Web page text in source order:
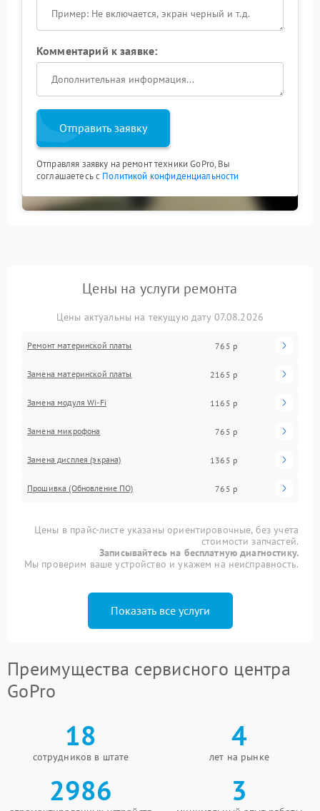
Комментарий к заявке:
Отправить заявку
Отправляя заявку на ремонт техники GoPro, Вы
соглашаетесь с Политикой конфиденциальности
Цены на услуги ремонта
Цены актуальны на текущую дату 07.08.2026
Ремонт материнской платы 765 р
Замена материнской платы 2165 р
Замена модуля Wi-Fi 1165 р
Замена микрофона 765 р
Замена дисплея (экрана) 1365 р
Прошивка (Обновление ПО) 765 р
Цены в прайс-листе указаны ориентировочные, без учета
стоимости запчастей.
Записывайтесь на бесплатную диагностику.
Мы проверим ваше устройство и укажем на неисправность.
Показать все услуги
Преимущества сервисного центра
GoPro
18
сотрудников в штате
4
лет на рынке
2986 3